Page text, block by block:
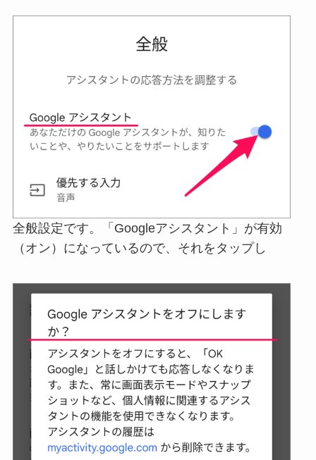
全般設定です。「Googleアシスタント」が有効
（オン）になっているので、それをタップし